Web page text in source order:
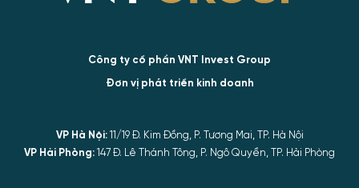
Công ty cổ phần VNT Invest Group
Đơn vị phát triển kinh doanh
VP Hà Nội:11/19 Đ. Kim Đồng, P. Tương Mai, TP. Hà Nội
VP Hải Phòng: 147 Đ. Lê Thánh Tông, P. Ngô Quyền, TP. Hải Phòng